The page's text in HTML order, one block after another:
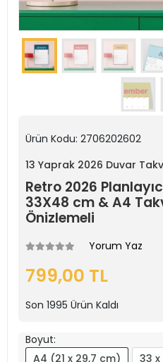
Ürün Kodu: 2706202602
13 Yaprak 2026 Duvar
Retro 2026
33X48 cm & A4
Önizlemeli
Yorum Yaz
799,00 TL
Son 1995 Ürün Kaldı
Boyut:
A4 (21 x 29,7 cm)
33